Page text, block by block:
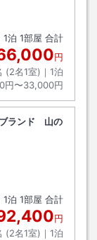
1泊 1部屋 合計
円
(2名1室)｜ 1泊
円〜33,000円
ブランド 山の
1泊 1部屋 合計
円
(2名1室)｜ 1泊